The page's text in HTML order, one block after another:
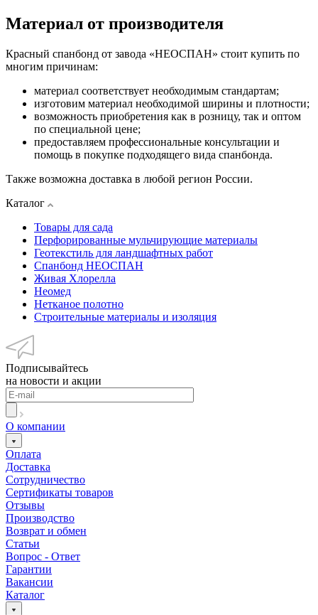
Материал от производителя
Красный спанбонд от завода «НЕОСПАН» стоит купить по
многим причинам:
материал соответствует необходимым стандартам;
изготовим материал необходимой ширины и плотности;
возможность приобретения как в розницу, так и оптом
по специальной цене;
предоставляем профессиональные консультации и
помощь в покупке подходящего вида спанбонда.
Также возможна доставка в любой регион России.
Каталог
Товары для сада
Перфорированные мульчирующие материалы
Геотекстиль для ландшафтных работ
Спанбонд НЕОСПАН
Живая Хлорелла
Нeомед
Нетканое полотно
Строительные материалы и изоляция
Подписывайтесь
на новости и акции
О компании
Оплата
Доставка
Сотрудничество
Сертификаты товаров
Отзывы
Производство
Возврат и обмен
Статьи
Вопрос - Ответ
Гарантии
Вакансии
Каталог